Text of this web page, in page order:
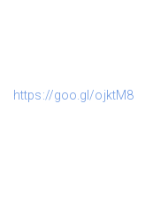
https://goo.gl/ojktM8